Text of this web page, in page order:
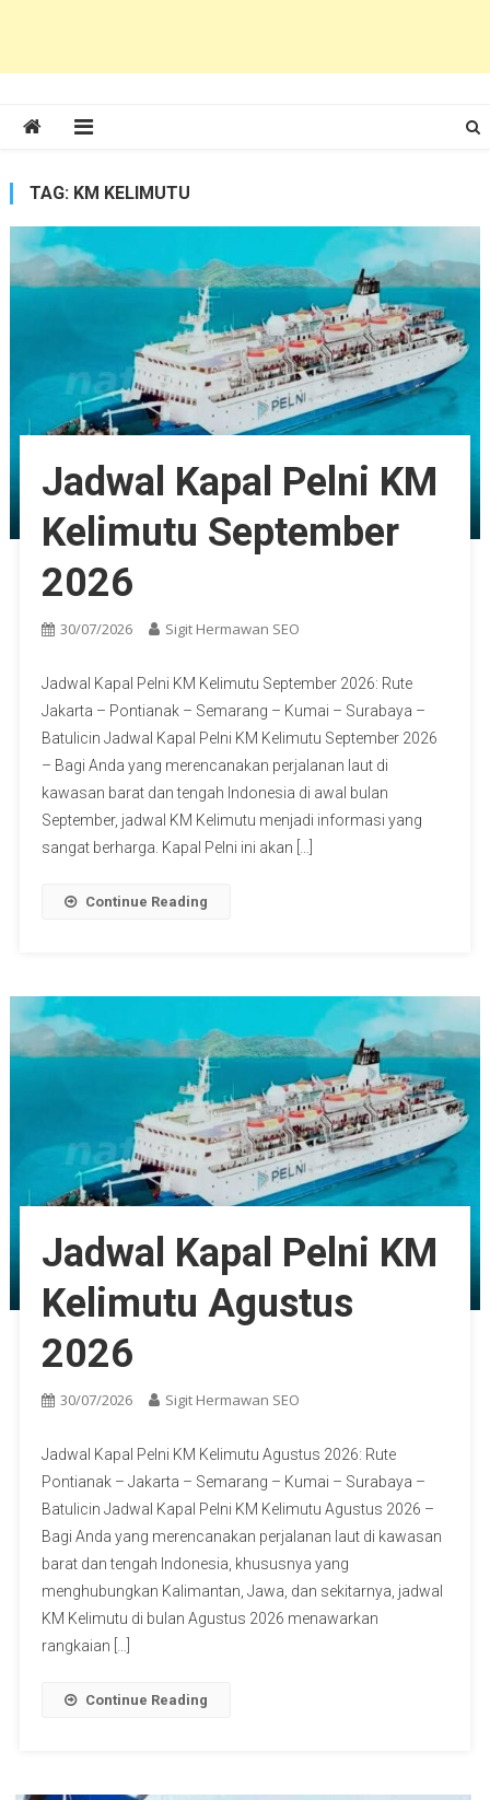
TAG: KM KELIMUTU
Jadwal Kapal Pelni KM
Kelimutu September
2026
30/07/2026 Sigit Hermawan SEO
Jadwal Kapal Pelni KM Kelimutu September 2026: Rute
Jakarta – Pontianak – Semarang – Kumai – Surabaya –
Batulicin Jadwal Kapal Pelni KM Kelimutu September 2026
– Bagi Anda yang merencanakan perjalanan laut di
kawasan barat dan tengah Indonesia di awal bulan
September, jadwal KM Kelimutu menjadi informasi yang
sangat berharga. Kapal Pelni ini akan […]
Continue Reading
Jadwal Kapal Pelni KM
Kelimutu Agustus
2026
30/07/2026 Sigit Hermawan SEO
Jadwal Kapal Pelni KM Kelimutu Agustus 2026: Rute
Pontianak – Jakarta – Semarang – Kumai – Surabaya –
Batulicin Jadwal Kapal Pelni KM Kelimutu Agustus 2026 –
Bagi Anda yang merencanakan perjalanan laut di kawasan
barat dan tengah Indonesia, khususnya yang
menghubungkan Kalimantan, Jawa, dan sekitarnya, jadwal
KM Kelimutu di bulan Agustus 2026 menawarkan
rangkaian […]
Continue Reading